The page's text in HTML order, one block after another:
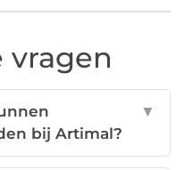
vragen
bij Artimal?
▼